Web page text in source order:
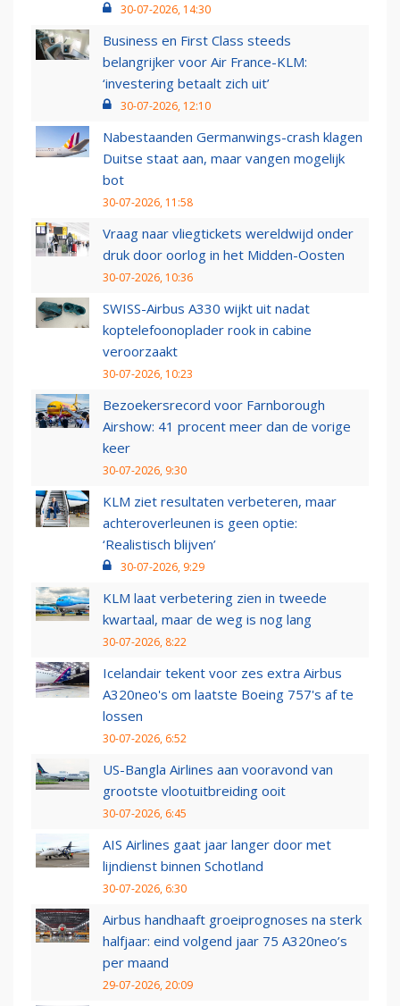
30-07-2026, 14:30
Business en First Class steeds
belangrijker voor Air France-KLM:
‘investering betaalt zich uit’
30-07-2026, 12:10
Nabestaanden Germanwings-crash klagen
Duitse staat aan, maar vangen mogelijk
bot
30-07-2026, 11:58
Vraag naar vliegtickets wereldwijd onder
druk door oorlog in het Midden-Oosten
30-07-2026, 10:36
SWISS-Airbus A330 wijkt uit nadat
koptelefoonoplader rook in cabine
veroorzaakt
30-07-2026, 10:23
Bezoekersrecord voor Farnborough
Airshow: 41 procent meer dan de vorige
keer
30-07-2026, 9:30
KLM ziet resultaten verbeteren, maar
achteroverleunen is geen optie:
‘Realistisch blijven’
30-07-2026, 9:29
KLM laat verbetering zien in tweede
kwartaal, maar de weg is nog lang
30-07-2026, 8:22
Icelandair tekent voor zes extra Airbus
A320neo's om laatste Boeing 757's af te
lossen
30-07-2026, 6:52
US-Bangla Airlines aan vooravond van
grootste vlootuitbreiding ooit
30-07-2026, 6:45
AIS Airlines gaat jaar langer door met
lijndienst binnen Schotland
30-07-2026, 6:30
Airbus handhaaft groeiprognoses na sterk
halfjaar: eind volgend jaar 75 A320neo’s
per maand
29-07-2026, 20:09